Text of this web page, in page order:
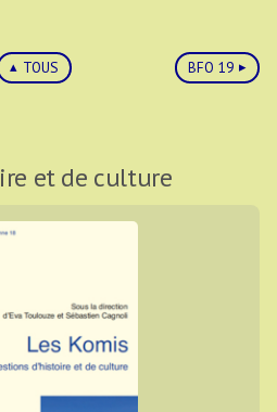
TOUS BFO 19
et de culture